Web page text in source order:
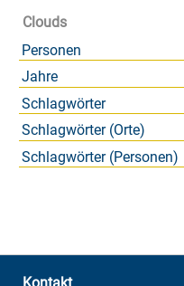
Clouds
Personen
Jahre
Schlagwörter
Schlagwörter (Orte)
Schlagwörter (Personen)